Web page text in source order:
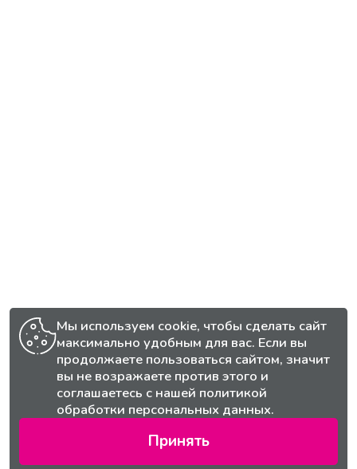
Мы используем cookie, чтобы сделать сайт
максимально удобным для вас. Если вы
продолжаете пользоваться сайтом, значит
вы не возражаете против этого и
соглашаетесь с нашей политикой
обработки персональных данных.
Принять